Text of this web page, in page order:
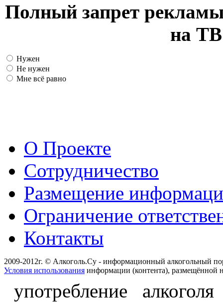
Полный запрет
на ТВ
Нужен
Не нужен
Мне всё равно
О Проекте
Сотрудничество
Размещение
Ограничение
Контакты
2009-2012г. © Алкоголь.Су - информационный алкогольный
Условия использования информации (контента), размещённой
употребление